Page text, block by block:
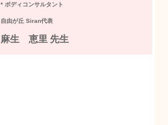
* ボディコンサルタント
自由が丘 Siran代表
麻生 恵里 先生